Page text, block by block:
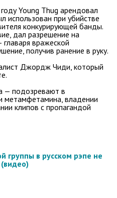
Young Thug арендовал
использован при убийстве
конкурирующей банды.
дал разрешение на
вражеской
получив ранение в руку.
Джордж Чиди, который
— подозревают в
метамфетамина, владении
клипов с пропагандой
группы в русском рэпе не